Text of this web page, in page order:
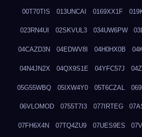
00T70TIS 013UNCAI 0169XX1F
023RN4UI 02SKVUL3 034UW6PW
04CAZD3N 04EDWV8I 04H0HX0B
04N4JN2X 04QX9S1E 04YFC57J
05G55WBQ 05IXW4Y0 05T6CZAL
06VLOMOD 0755T7I3 077IRTEG
07FH6X4N 07TQ4ZU9 07UES9ES